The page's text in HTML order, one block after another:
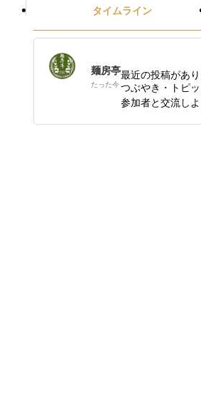
タイムライン
麺房亭
たった今
最近の投稿があ
つぶやき・トピ
参加者と交流しよ